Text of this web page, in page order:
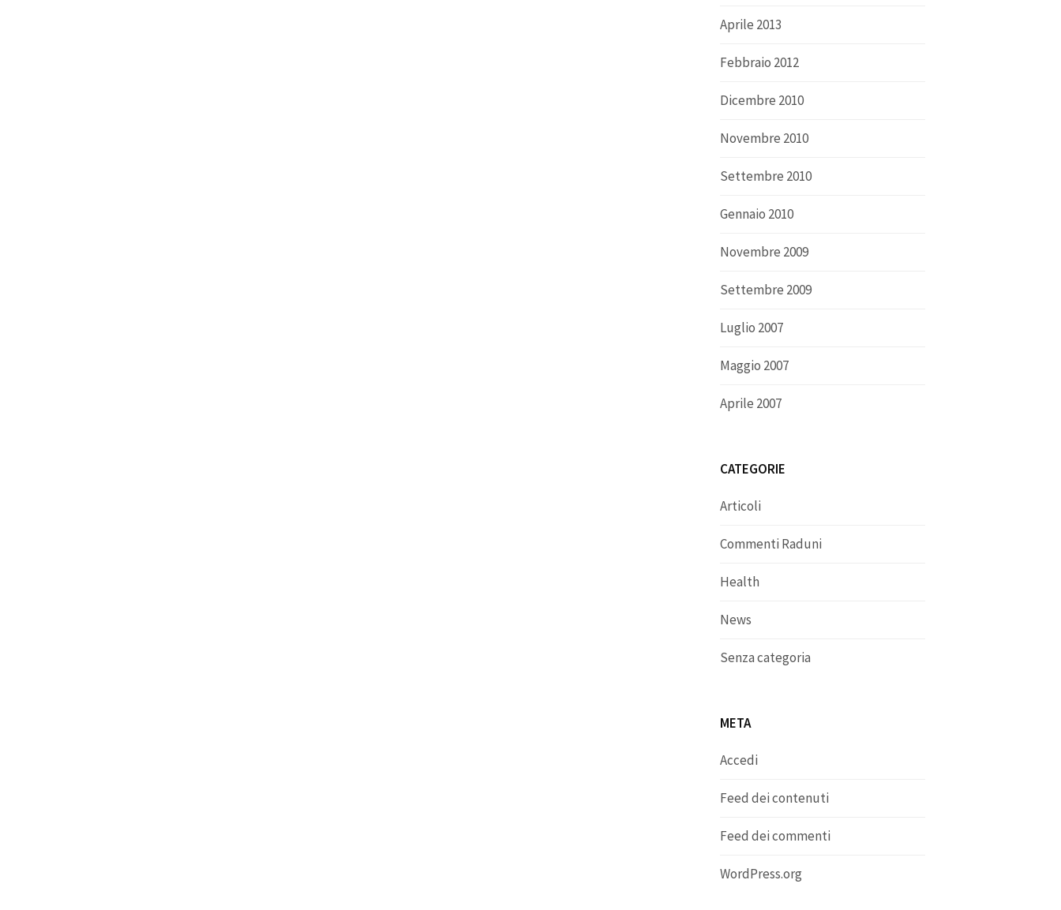
Aprile 2013
Febbraio 2012
Dicembre 2010
Novembre 2010
Settembre 2010
Gennaio 2010
Novembre 2009
Settembre 2009
Luglio 2007
Maggio 2007
Aprile 2007
CATEGORIE
Articoli
Commenti Raduni
Health
News
Senza categoria
META
Accedi
Feed dei contenuti
Feed dei commenti
WordPress.org